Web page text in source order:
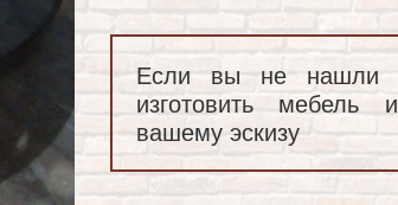
Если вы не нашли
изготовить
вашему эскизу